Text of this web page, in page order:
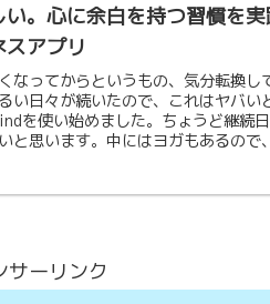
い。心に余白を持つ習慣を
スアプリ
ってからというもの、気分転換し
い日々が続いたので、これはヤバい
を使い始めました。ちょうど継続
と思います。中にはヨガもあるので
サーリンク